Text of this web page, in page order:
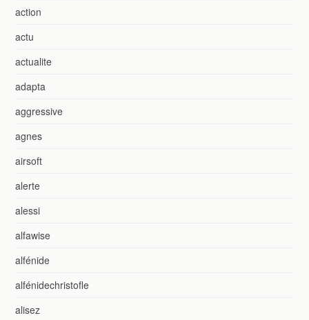
action
actu
actualite
adapta
aggressive
agnes
airsoft
alerte
alessi
alfawise
alfénide
alfénidechristofle
alisez